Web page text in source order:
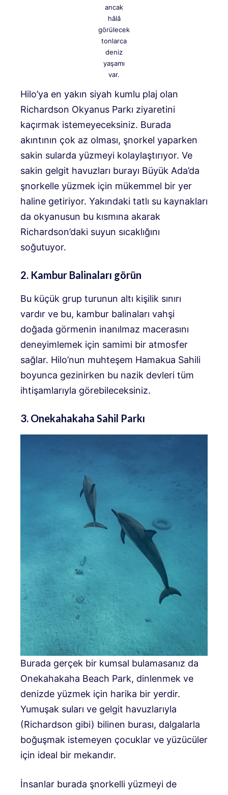
ancak
hâlâ
görülecek
tonlarca
deniz
yaşamı
var.
Hilo’ya en yakın siyah kumlu plaj olan
Richardson Okyanus Parkı ziyaretini
kaçırmak istemeyeceksiniz. Burada
akıntının çok az olması, şnorkel yaparken
sakin sularda yüzmeyi kolaylaştırıyor. Ve
sakin gelgit havuzları burayı Büyük Ada’da
şnorkelle yüzmek için mükemmel bir yer
haline getiriyor. Yakındaki tatlı su kaynakları
da okyanusun bu kısmına akarak
Richardson’daki suyun sıcaklığını
soğutuyor.
2. Kambur Balinaları görün
Bu küçük grup turunun altı kişilik sınırı
vardır ve bu, kambur balinaları vahşi
doğada görmenin inanılmaz macerasını
deneyimlemek için samimi bir atmosfer
sağlar. Hilo’nun muhteşem Hamakua Sahili
boyunca gezinirken bu nazik devleri tüm
ihtişamlarıyla görebileceksiniz.
3. Onekahakaha Sahil Parkı
Burada gerçek bir kumsal bulamasanız da
Onekahakaha Beach Park, dinlenmek ve
denizde yüzmek için harika bir yerdir.
Yumuşak suları ve gelgit havuzlarıyla
(Richardson gibi) bilinen burası, dalgalarla
boğuşmak istemeyen çocuklar ve yüzücüler
için ideal bir mekandır.
İnsanlar burada şnorkelli yüzmeyi de